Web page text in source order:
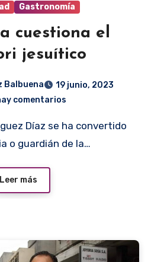
Gastronomía
cuestiona el
jesuítico
Balbuena
19 junio, 2023
comentarios
o guardián de la…
Leer más